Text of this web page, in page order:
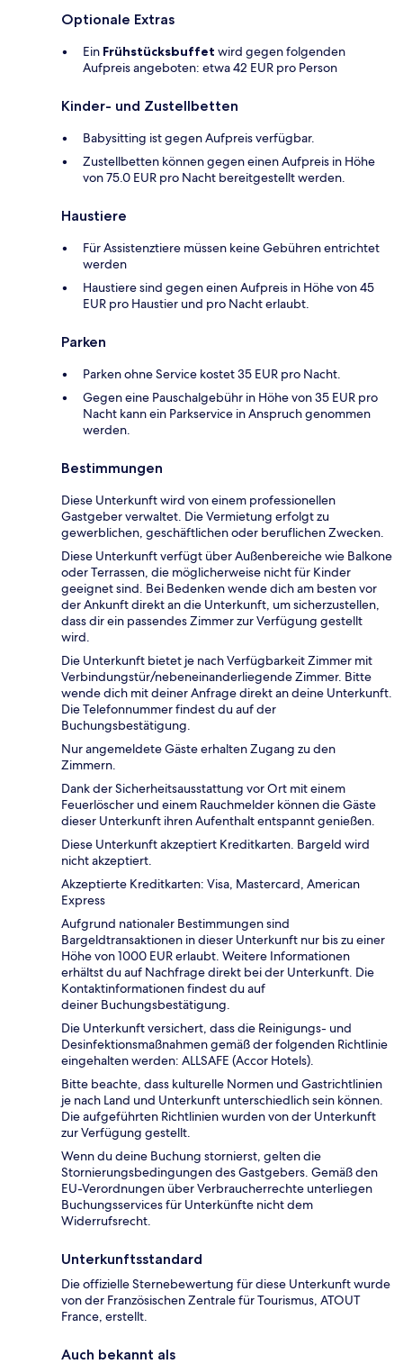
Optionale Extras
Ein Frühstücksbuffet wird gegen folgenden
Aufpreis angeboten: etwa 42 EUR pro Person
Kinder- und Zustellbetten
Babysitting ist gegen Aufpreis verfügbar.
Zustellbetten können gegen einen Aufpreis in Höhe
von 75.0 EUR pro Nacht bereitgestellt werden.
Haustiere
Für Assistenztiere müssen keine Gebühren entrichtet
werden
Haustiere sind gegen einen Aufpreis in Höhe von 45
EUR pro Haustier und pro Nacht erlaubt.
Parken
Parken ohne Service kostet 35 EUR pro Nacht.
Gegen eine Pauschalgebühr in Höhe von 35 EUR pro
Nacht kann ein Parkservice in Anspruch genommen
werden.
Bestimmungen
Diese Unterkunft wird von einem professionellen
Gastgeber verwaltet. Die Vermietung erfolgt zu
gewerblichen, geschäftlichen oder beruflichen Zwecken.
Diese Unterkunft verfügt über Außenbereiche wie Balkone
oder Terrassen, die möglicherweise nicht für Kinder
geeignet sind. Bei Bedenken wende dich am besten vor
der Ankunft direkt an die Unterkunft, um sicherzustellen,
dass dir ein passendes Zimmer zur Verfügung gestellt
wird.
Die Unterkunft bietet je nach Verfügbarkeit Zimmer mit
Verbindungstür/nebeneinanderliegende Zimmer. Bitte
wende dich mit deiner Anfrage direkt an deine Unterkunft.
Die Telefonnummer findest du auf der
Buchungsbestätigung.
Nur angemeldete Gäste erhalten Zugang zu den
Zimmern.
Dank der Sicherheitsausstattung vor Ort mit einem
Feuerlöscher und einem Rauchmelder können die Gäste
dieser Unterkunft ihren Aufenthalt entspannt genießen.
Diese Unterkunft akzeptiert Kreditkarten. Bargeld wird
nicht akzeptiert.
Akzeptierte Kreditkarten: Visa, Mastercard, American
Express
Aufgrund nationaler Bestimmungen sind
Bargeldtransaktionen in dieser Unterkunft nur bis zu einer
Höhe von 1000 EUR erlaubt. Weitere Informationen
erhältst du auf Nachfrage direkt bei der Unterkunft. Die
Kontaktinformationen findest du auf
deiner Buchungsbestätigung.
Die Unterkunft versichert, dass die Reinigungs- und
Desinfektionsmaßnahmen gemäß der folgenden Richtlinie
eingehalten werden: ALLSAFE (Accor Hotels).
Bitte beachte, dass kulturelle Normen und Gastrichtlinien
je nach Land und Unterkunft unterschiedlich sein können.
Die aufgeführten Richtlinien wurden von der Unterkunft
zur Verfügung gestellt.
Wenn du deine Buchung stornierst, gelten die
Stornierungsbedingungen des Gastgebers. Gemäß den
EU-Verordnungen über Verbraucherrechte unterliegen
Buchungsservices für Unterkünfte nicht dem
Widerrufsrecht.
Unterkunftsstandard
Die offizielle Sternebewertung für diese Unterkunft wurde
von der Französischen Zentrale für Tourismus, ATOUT
France, erstellt.
Auch bekannt als